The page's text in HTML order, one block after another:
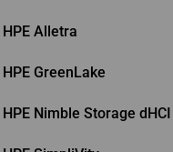
HPE Alletra
HPE GreenLake
HPE Nimble Storage dHCI